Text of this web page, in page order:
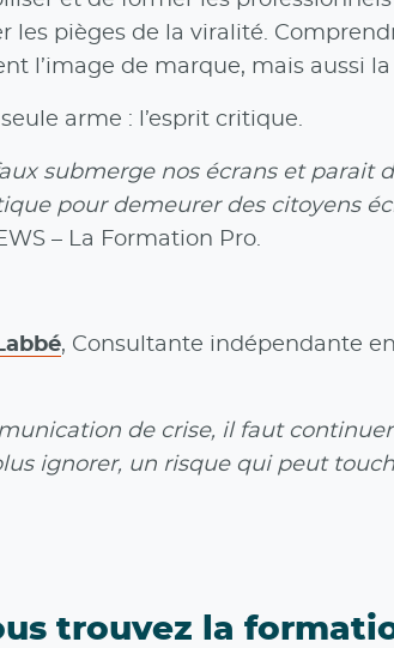
les pièges de la viralité.
l’image de marque, mais aussi
arme : l’esprit critique.
submerge nos écrans et parait
pour demeurer des citoyens
– La Formation Pro.
, Consultante indépendante
de crise, il faut
ignorer, un risque qui peut
trouvez la